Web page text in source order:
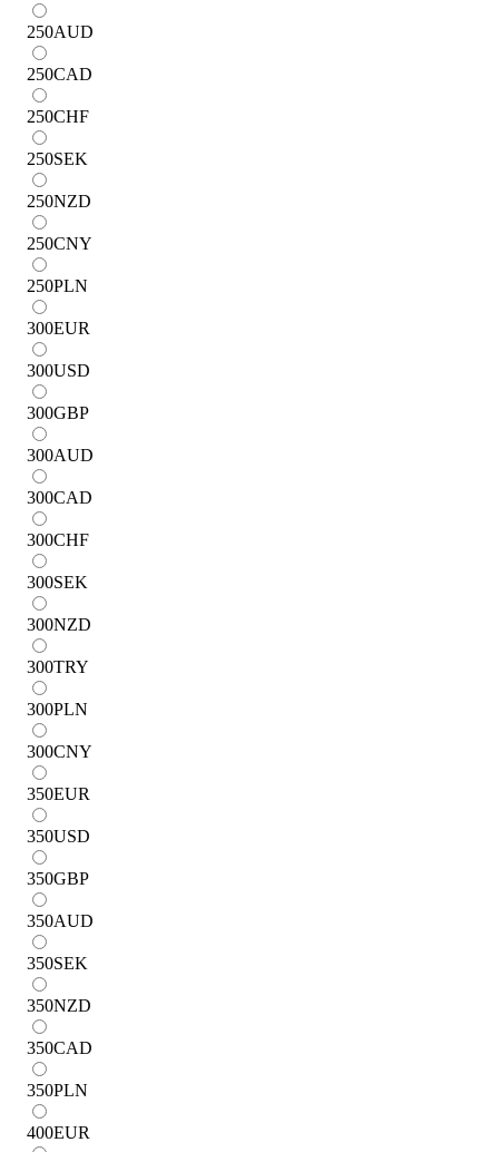
250AUD
250CAD
250CHF
250SEK
250NZD
250CNY
250PLN
300EUR
300USD
300GBP
300AUD
300CAD
300CHF
300SEK
300NZD
300TRY
300PLN
300CNY
350EUR
350USD
350GBP
350AUD
350SEK
350NZD
350CAD
350PLN
400EUR